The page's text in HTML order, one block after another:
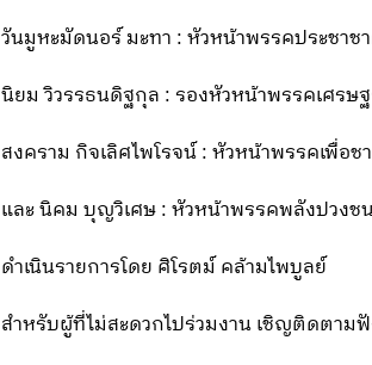
วันมูหะมัดนอร์ มะทา : หัวหน้าพรรคประชาช
นิยม วิวรรธนดิฐกุล : รองหัวหน้าพรรคเศรษ
สงคราม กิจเลิศไพโรจน์ : หัวหน้าพรรคเพื่อช
และ นิคม บุญวิเศษ : หัวหน้าพรรคพลังปวงช
ดำเนินรายการโดย ศิโรตม์ คล้ามไพบูลย์
สำหรับผู้ที่ไม่สะดวกไปร่วมงาน เชิญติดตาม